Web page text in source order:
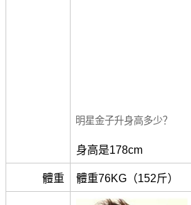
明星金子升身高多少？
身高是178cm
體重 體重76KG（152斤）